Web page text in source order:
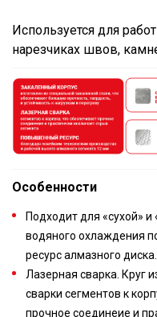
Используется для
нарезчиках швов,
Особенности
Подходит для «сухой»
водяного охлаждения
ресурс алмазного диска.
Лазерная сварка. Круг
сварки сегментов к
прочное соединеие и